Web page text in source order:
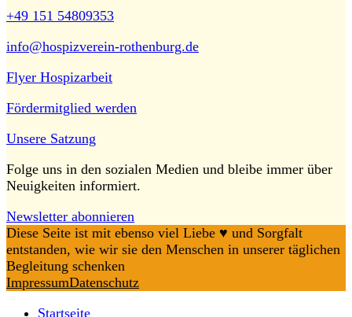
+49 151 54809353
info@hospizverein-rothenburg.de
Flyer Hospizarbeit
Fördermitglied werden
Unsere Satzung
Folge uns in den sozialen Medien und bleibe immer über
Neuigkeiten informiert.
Newsletter abonnieren
Diese Seite ist mit ebenso viel Liebe ♥️ und Sorgfalt
entstanden, wie wir sie den Menschen in unserer täglichen
Begleitung schenken
ImpressumDatenschutz
Startseite